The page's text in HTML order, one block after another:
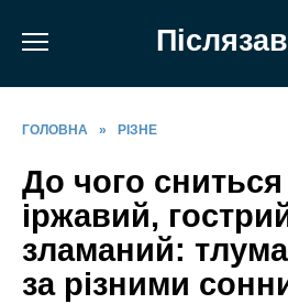
ГОЛОВНА » РІЗНЕ
До чого
іржавий,
зламаний:
за різними